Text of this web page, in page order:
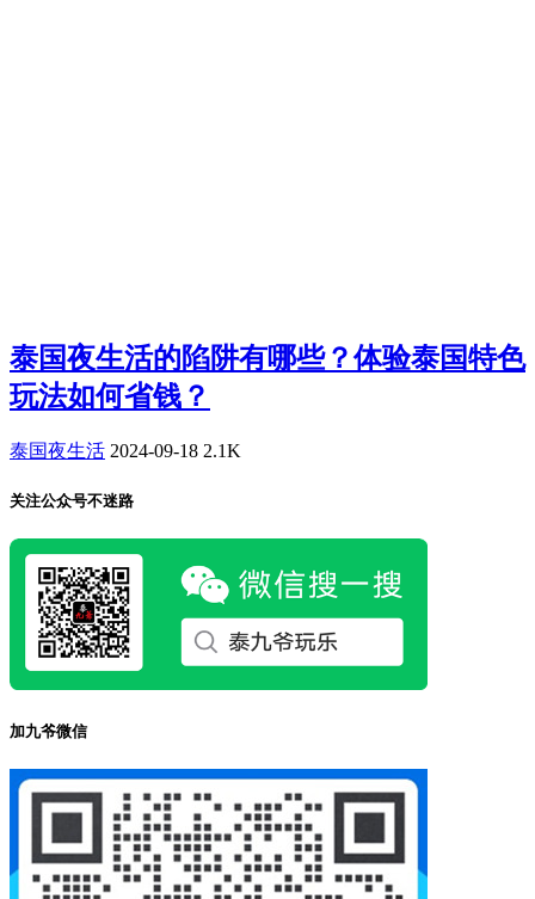
泰国夜生活的陷阱有哪些？体验泰国特色
玩法如何省钱？
泰国夜生活 2024-09-18 2.1K
关注公众号不迷路
加九爷微信